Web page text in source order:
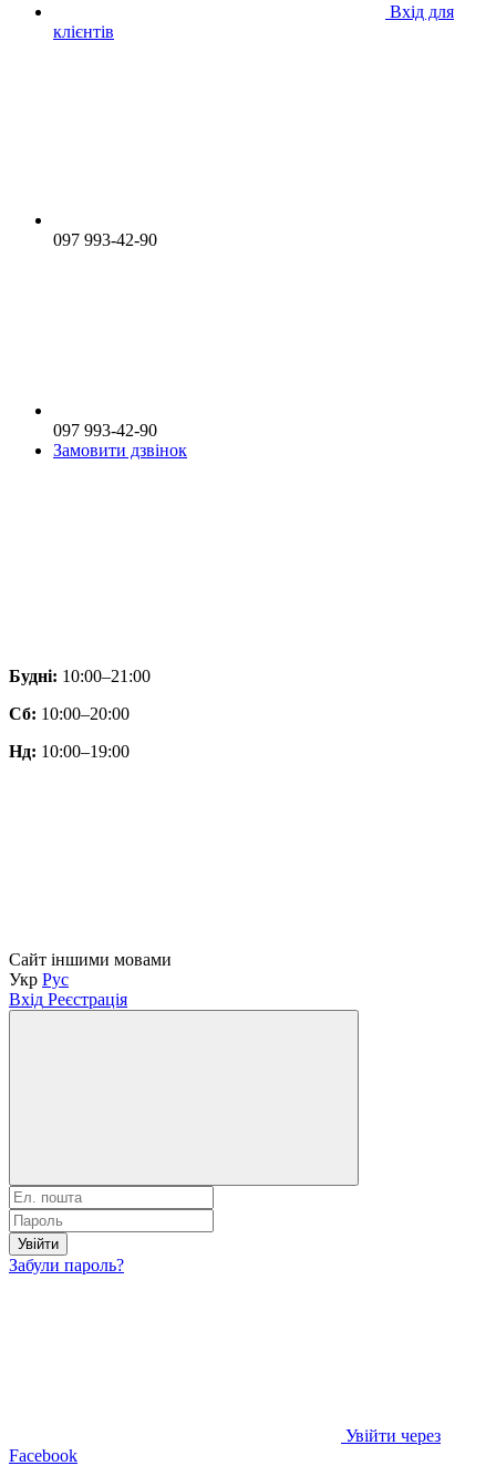
Вхід для
клієнтів
097 993-42-90
097 993-42-90
Замовити дзвінок
Будні: 10:00–21:00
Сб: 10:00–20:00
Нд: 10:00–19:00
Сайт іншими мовами
Укр Рус
Вхід Реєстрація
Увійти
Забули пароль?
Увійти через
Facebook